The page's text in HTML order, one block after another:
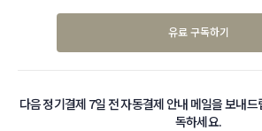
유료 구독하기
다음 정기결제 7일 전 자동결제 안내 메일을 보내
독하세요.